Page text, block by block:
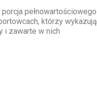
pełnowartościowego
którzy wykazują
i zawarte w nich